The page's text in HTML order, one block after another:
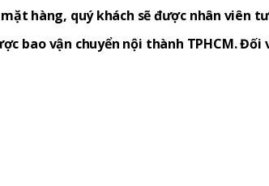
hàng, quý khách sẽ được nhân viên
bao vận chuyển nội thành TPHCM. Đối